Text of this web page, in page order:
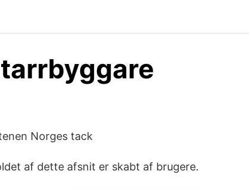
Norges tack
af dette afsnit er skabt af brugere.